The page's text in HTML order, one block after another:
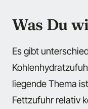
Was Du
Es gibt
liegende Thema
Fettzufuhr relativ